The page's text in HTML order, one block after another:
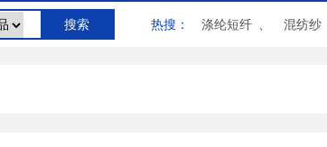
热搜 ： 涤纶短纤 混纺纱